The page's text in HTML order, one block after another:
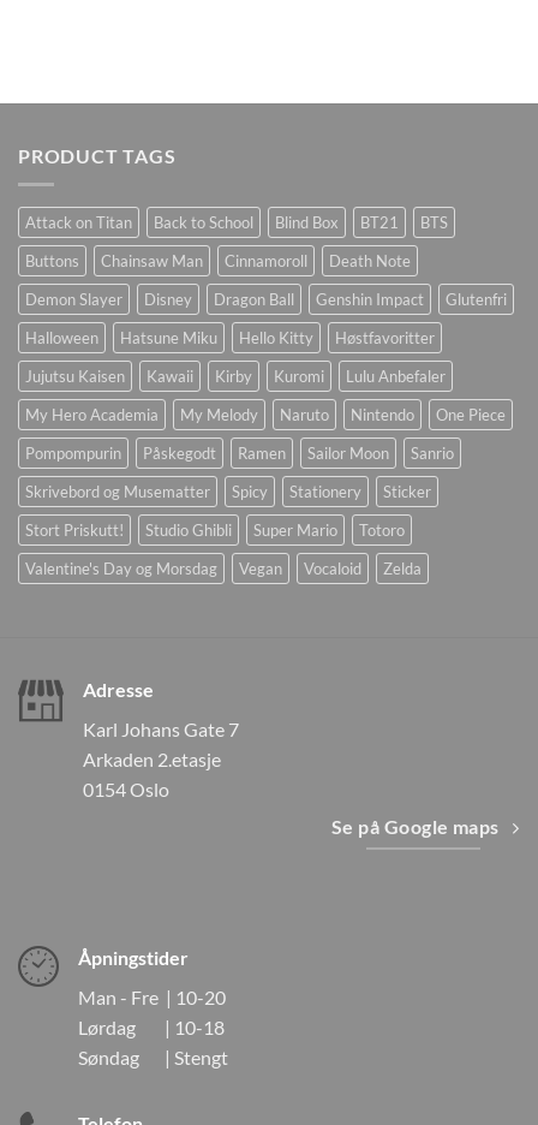
PRODUCT TAGS
Attack on Titan Back to School Blind Box BT21
BTS
Buttons
Chainsaw Man Cinnamoroll
Death Note
Demon Slayer
Disney Dragon Ball Genshin Impact
Glutenfri
Halloween
Hatsune Miku Hello Kitty
Høstfavoritter
Jujutsu Kaisen
Kawaii Kirby Kuromi
Lulu Anbefaler
My Hero Academia
My Melody Naruto Nintendo
One Piece
Pompompurin
Påskegodt Ramen Sailor Moon
Sanrio
Skrivebord og Musematter
Spicy Stationery
Sticker
Stort Priskutt!
Studio Ghibli Super Mario
Totoro
Valentine's Day og Morsdag
Vegan Vocaloid Zelda
Adresse
Karl Johans Gate 7
Arkaden 2.etasje
0154 Oslo
Se på Google maps
Åpningstider
Man - Fre | 10-20
Lørdag | 10-18
Søndag | Stengt